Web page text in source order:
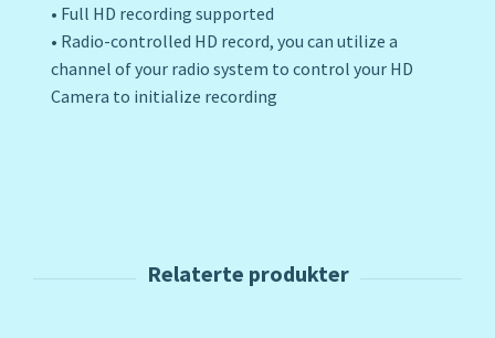
• Full HD recording supported
• Radio-controlled HD record, you can utilize a
channel of your radio system to control your HD
Camera to initialize recording